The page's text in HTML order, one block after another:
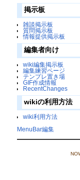
掲示板
雑談掲示板
質問掲示板
情報提供掲示板
編集者向け
wiki編集掲示板
編集練習ページ
テンプレ置き場
GIF作成情報
RecentChanges
wikiの利用方法
wiki利用方法
MenuBar編集